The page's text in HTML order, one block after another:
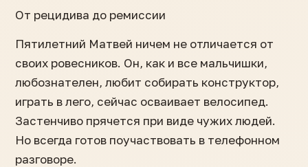
От рецидива до ремиссии
Пятилетний Матвей ничем не отличается от
своих ровесников. Он, как и все мальчишки,
любознателен, любит собирать конструктор,
играть в лего, сейчас осваивает велосипед.
Застенчиво прячется при виде чужих людей.
Но всегда готов поучаствовать в телефонном
разговоре.